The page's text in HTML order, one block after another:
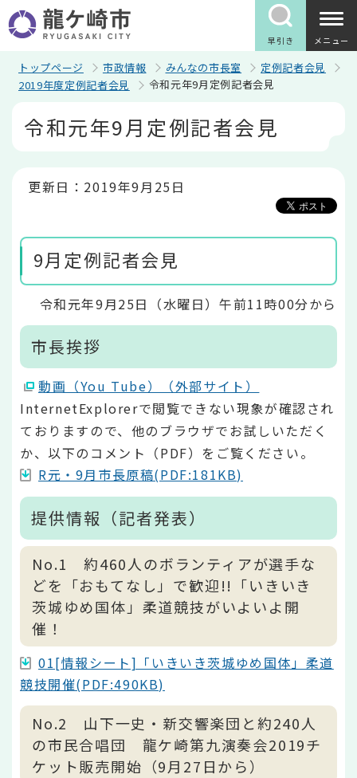
の
ペ
早引き メニュー
トップページ 市政情報 みんなの市長室
定例記者会見
2019年度定例記者会見
令和元年9月定例記者会見
令和元年9月定例記者会見
更新日：2019年9月25日
9月定例記者会見
令和元年9月25日（水曜日）午前11時00分から
市長挨拶
動画（You Tube）（外部サイト）
InternetExplorerで閲覧できない現象が確認され
ておりますので、他のブラウザでお試しいただく
か、以下のコメント（PDF）をご覧ください。
R元・9月市長原稿(PDF:181KB)
提供情報（記者発表）
No.1 約460人のボランティアが選手な
どを「おもてなし」で歓迎!!「いきいき
茨城ゆめ国体」柔道競技がいよいよ開
催！
01[情報シート]「いきいき茨城ゆめ国体」柔道
競技開催(PDF:490KB)
No.2 山下一史・新交響楽団と約240人
の市民合唱団 龍ケ崎第九演奏会2019チ
ケット販売開始（9月27日から）